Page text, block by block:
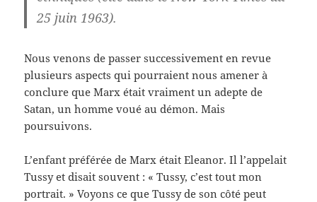
25 juin 1963).
Nous venons de passer successivement en revue
plusieurs aspects qui pourraient nous amener à
conclure que Marx était vraiment un adepte de
Satan, un homme voué au démon. Mais
poursuivons.
L’enfant préférée de Marx était Eleanor. Il l’appelait
Tussy et disait souvent : « Tussy, c’est tout mon
portrait. » Voyons ce que Tussy de son côté peut